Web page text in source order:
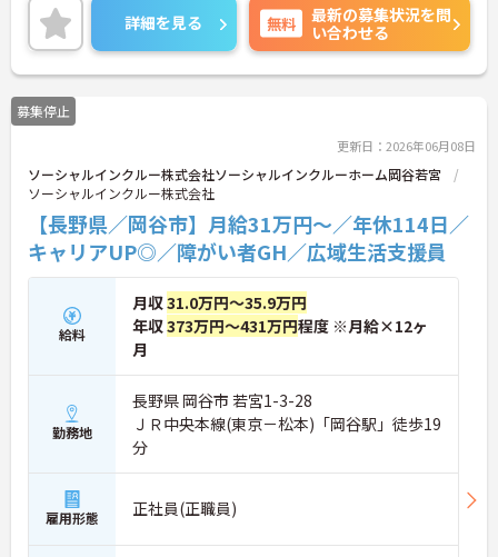
働ける環境が整っています。研修制度や外部勉強会
の受講支援もあり、スキルアップもしっかりサポー
ト。将来的には管理者やエリアマネージャーへのキ
ャリアアップも目指せます。20代から60代まで幅広
い年代のスタッフが活躍しており、和やかな雰囲気
の職場です。介護経験を活かしたい方、福祉の資格
★おすすめPOINT★
・生活支援員からスタートし、サービス管理責任者
やエリアマネージャーへと続く明確なステップアッ
プの道筋が用意されています。急成長中の企業であ
るためポストも豊富にあり、専門性を高めながらマ
ネジメント職への挑戦も視野に入れていただけま
す。
・年間休日114日、残業月平均10時間程度という就
業環境に加え、産前産後休暇や育児休暇制度がしっ
かりと整備されています。オンとオフの切り替えを
明確にし、心身ともに充実した状態で長くご活躍い
ただけます。
・グループホーム一棟あたりの入居者様20名定員を
常時2～4名のスタッフで支援、国基準を上回る人員
配置や夜間複数名体制が敷かれているため、業務に
追われることなくご利用者様のペースに合わせたサ
ポートが可能です。施設も専用設計で働きやすく、
詳細を見る 無料
最新の募集状況を問
い合わせる
募集停止
更新日：2026年06月08日
ソーシャルインクルー株式会社ソーシャルインクルーホーム岡谷若宮
ソーシャルインクルー株式会社
【長野県／岡谷市】月給31万円～／年休114日／
キャリアUP◎／障がい者GH／広域生活支援員
給料
月収31.0万円～35.9万円
年収373万円～431万円程度 ※月給×12ヶ
月
勤務地
長野県 岡谷市 若宮1-3-28
ＪＲ中央本線(東京－松本)「岡谷駅」徒歩19
分
雇用形態 正社員(正職員)